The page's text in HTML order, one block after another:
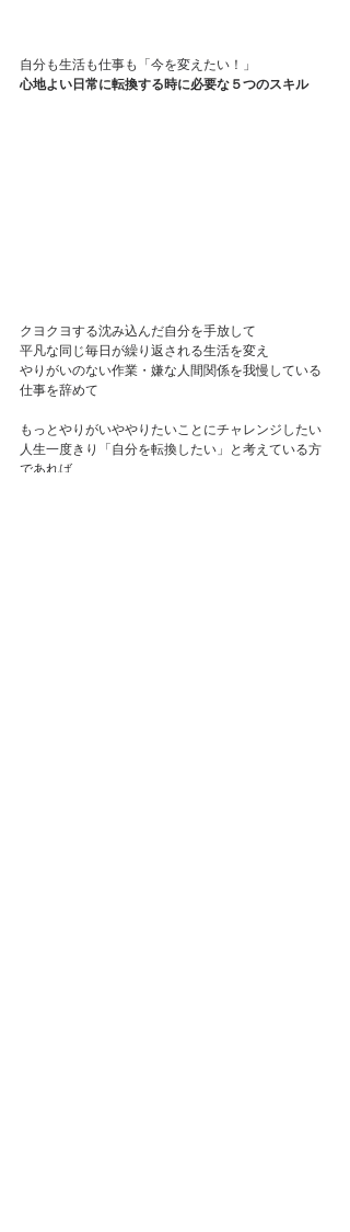
自分も生活も仕事も「今を変えたい！」
心地よい日常に転換する時に必要な５つのスキル
クヨクヨする沈み込んだ自分を手放して
平凡な同じ毎日が繰り返される生活を変え
やりがいのない作業・嫌な人間関係を我慢している
仕事を辞めて
もっとやりがいややりたいことにチャレンジしたい
人生一度きり「自分を転換したい」と考えている方
であれば